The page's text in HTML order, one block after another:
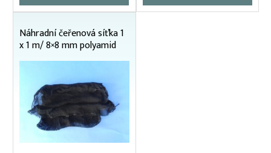
Náhradní čeřenová síťka 1
x 1 m/ 8×8 mm polyamid